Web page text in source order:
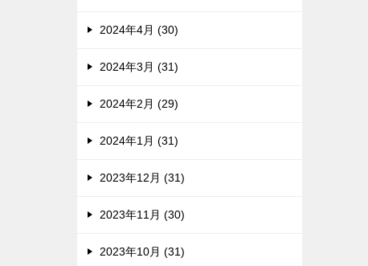
2024年4月 (30)
2024年3月 (31)
2024年2月 (29)
2024年1月 (31)
2023年12月 (31)
2023年11月 (30)
2023年10月 (31)